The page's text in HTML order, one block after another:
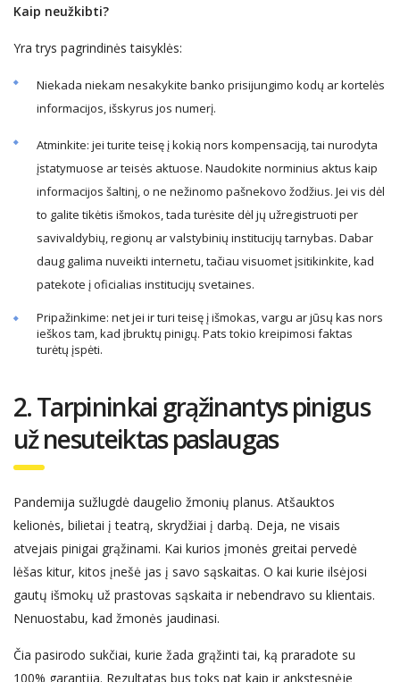
Kaip neužkibti?
Yra trys pagrindinės taisyklės:
Niekada niekam nesakykite banko prisijungimo kodų ar kortelės
informacijos, išskyrus jos numerį.
Atminkite: jei turite teisę į kokią nors kompensaciją, tai nurodyta
įstatymuose ar teisės aktuose. Naudokite norminius aktus kaip
informacijos šaltinį, o ne nežinomo pašnekovo žodžius. Jei vis dėl
to galite tikėtis išmokos, tada turėsite dėl jų užregistruoti per
savivaldybių, regionų ar valstybinių institucijų tarnybas. Dabar
daug galima nuveikti internetu, tačiau visuomet įsitikinkite, kad
patekote į oficialias institucijų svetaines.
Pripažinkime: net jei ir turi teisę į išmokas, vargu ar jūsų kas nors
ieškos tam, kad įbruktų pinigų. Pats tokio kreipimosi faktas
turėtų įspėti.
2. Tarpininkai grąžinantyspinigus
už nesuteiktas paslaugas
Pandemija sužlugdė daugelio žmonių planus. Atšauktos
kelionės, bilietai į teatrą, skrydžiai į darbą. Deja, ne visais
atvejais pinigai grąžinami. Kai kurios įmonės greitai pervedė
lėšas kitur, kitos įnešė jas į savo sąskaitas. O kai kurie ilsėjosi
gautų išmokų už prastovas sąskaita ir nebendravo su klientais.
Nenuostabu, kad žmonės jaudinasi.
Čia pasirodo sukčiai, kurie žada grąžinti tai, ką praradote su
100% garantija. Rezultatas bus toks pat kaip ir ankstesnėje